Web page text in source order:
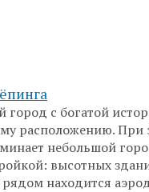
с богатой
расположению. При
небольшой
высотных
находится